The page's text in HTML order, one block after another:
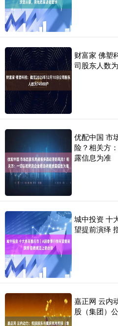
财富家 佛塑
司股东人数
优配中国 市
险？相关方
露信息为准
城中投资 十
望提前演绎
嘉正网 云内
股（集团）